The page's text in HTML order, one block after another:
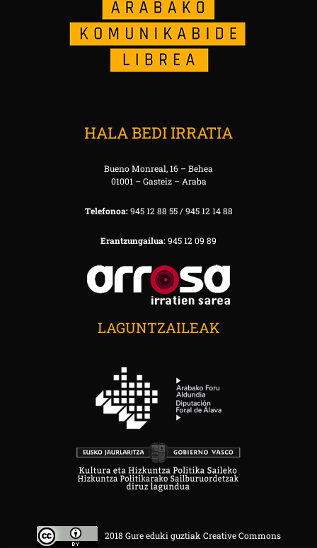
HALA BEDI IRRATIA
Bueno Monreal, 16 – Behea
01001 – Gasteiz – Araba
Telefonoa:945 12 88 55 / 945 12 14 88
Erantzungailua:945 12 09 89
LAGUNTZAILEAK
2018 Gure eduki guztiak Creative Commons